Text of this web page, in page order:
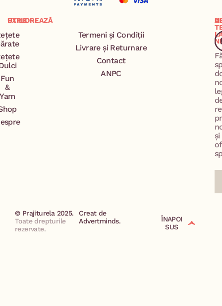
EXPLOREAZĂ
Fun
&
Yam
UTILE
Termeni și Condiții
Livrare și Returnare
Contact
ANPC
și
© Prajiturela 2025.
Toate drepturile
rezervate.
Creat de
Advertminds.
ÎNAPOI
SUS